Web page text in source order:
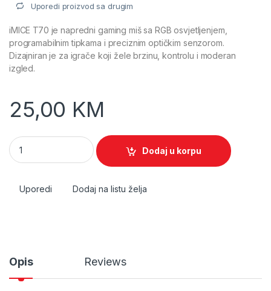
Uporedi proizvod sa drugim
iMICE T70 je napredni gaming miš sa RGB osvjetljenjem,
programabilnim tipkama i preciznim optičkim senzorom.
Dizajniran je za igrače koji žele brzinu, kontrolu i moderan
izgled.
25,00 KM
iMICE T70 gaming miš quantity
Dodaj u korpu
Uporedi Dodaj na listu želja
Opis Reviews